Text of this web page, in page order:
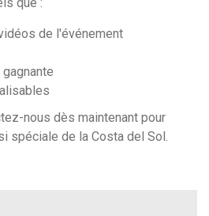
de l'événement
nous dès maintenant pour
spéciale de la Costa del Sol.